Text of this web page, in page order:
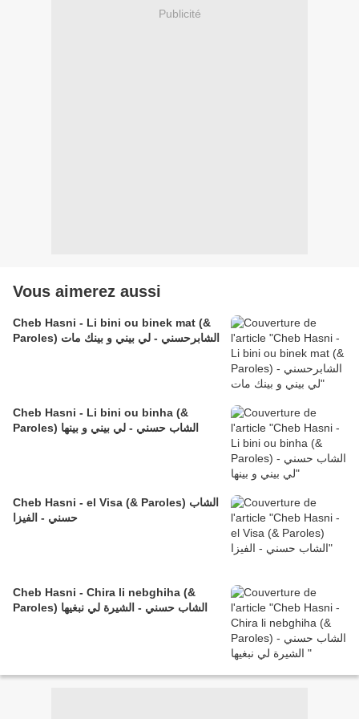
Publicité
Vous aimerez aussi
Cheb Hasni - Li bini ou binek mat (&
Paroles) الشابرحسني - لي بيني و بينك مات
Cheb Hasni - Li bini ou binha (&
Paroles) الشاب حسني - لي بيني و بينها
Cheb Hasni - el Visa (& Paroles) الشاب
حسني - الفيزا
Cheb Hasni - Chira li nebghiha (&
Paroles) الشاب حسني - الشيرة لي نبغيها